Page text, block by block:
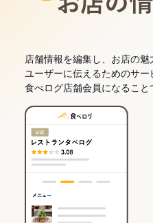
店舗情報を編集し、お店の
ユーザーに伝えるためのサー
食べログ店舗会員になること